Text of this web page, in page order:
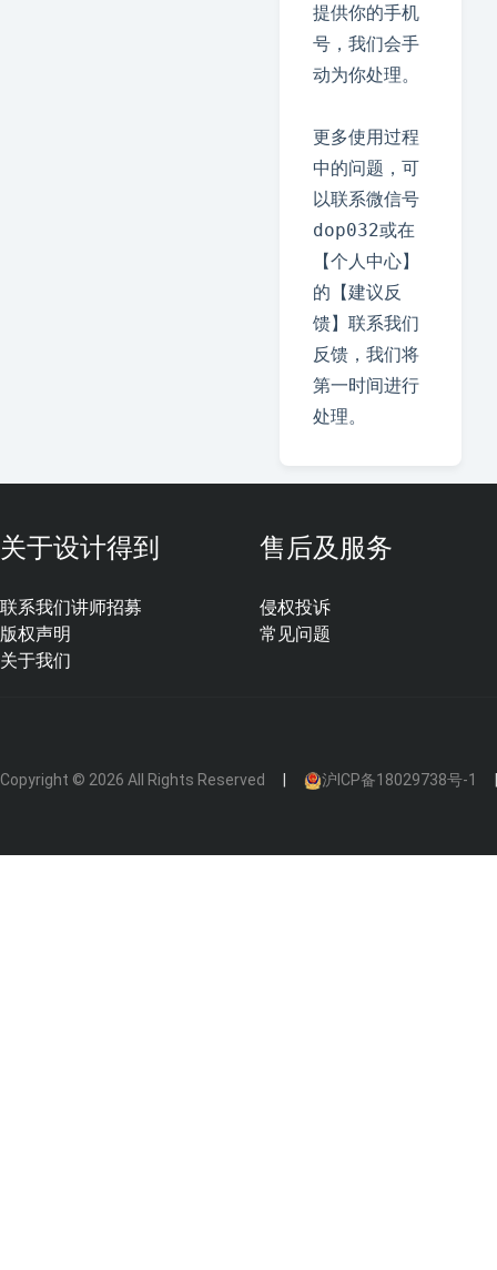
提供你的手机
号，我们会手
动为你处理。
更多使用过程
中的问题，可
以联系微信号
dop032或在
【个人中心】
的【建议反
馈】联系我们
反馈，我们将
第一时间进行
处理。
关于设计得到
联系我们
版权声明
关于我们
讲师招募
售后及服务
侵权投诉
常见问题
Copyright © 2026 All Rights Reserved 沪ICP备18029738号-1